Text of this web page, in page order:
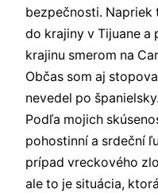
bezpečnosti.
do krajiny v Tijuane a
krajinu smerom na
Občas som aj
nevedel po španielsky.
Podľa mojich
pohostinní a srdeční
prípad vreckového
ale to je situácia,